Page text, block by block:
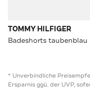
TOMMY HILFIGER
Badeshorts taubenblau
* Unverbindliche
Ersparnis ggü. der UVP,